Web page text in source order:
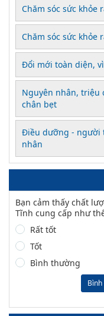
Chăm sóc sức khỏe
Chăm sóc sức khỏe
Đổi mới toàn diện,
Nguyên nhân, triệu
chân bẹt
Điều dưỡng - người
nhân
Bạn cảm thấy chất
Tĩnh cung cấp như
Rất tốt
Tốt
Bình thường